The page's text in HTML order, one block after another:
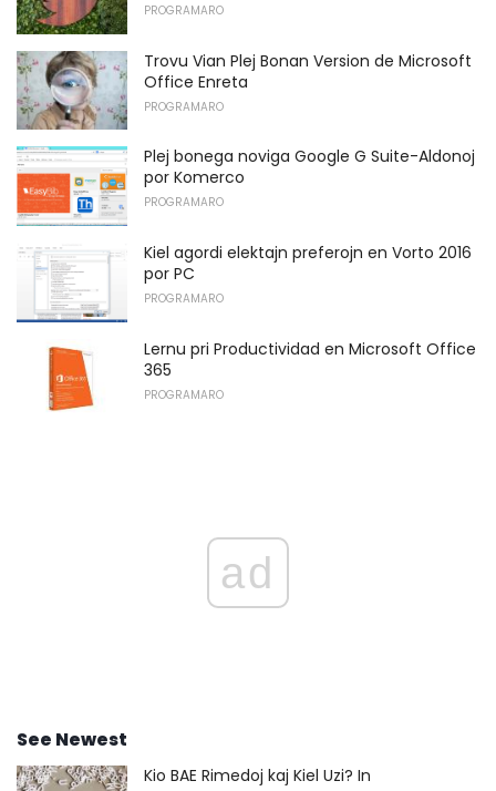
PROGRAMARO
Trovu Vian Plej Bonan Version de Microsoft
Office Enreta
PROGRAMARO
Plej bonega noviga Google G Suite-Aldonoj
por Komerco
PROGRAMARO
Kiel agordi elektajn preferojn en Vorto 2016
por PC
PROGRAMARO
Lernu pri Productividad en Microsoft Office
365
PROGRAMARO
ad
See Newest
Kio BAE Rimedoj kaj Kiel Uzi? In